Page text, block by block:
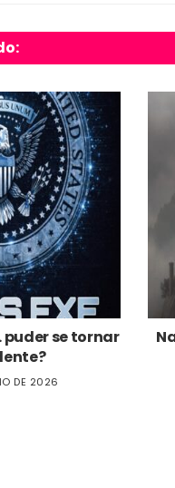
puder se tornar
DE 2026